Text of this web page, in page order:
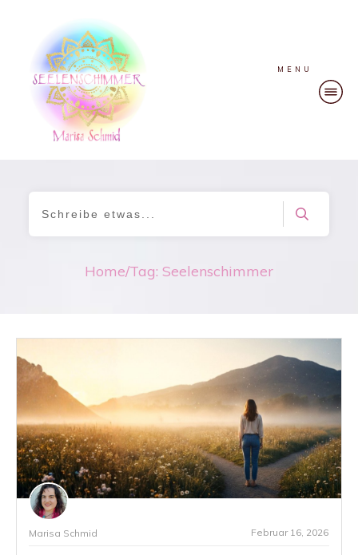
MENU
Home/Tag: Seelenschimmer
Marisa Schmid Februar 16, 2026